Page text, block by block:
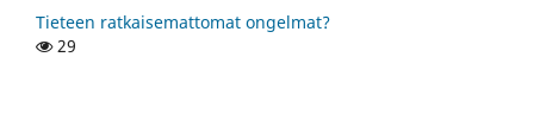
Tieteen ratkaisemattomat ongelmat?
29